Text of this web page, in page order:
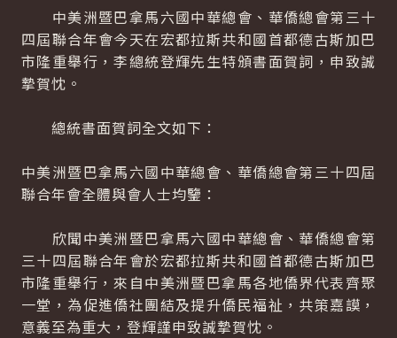
中美洲暨巴拿馬六國中華總會、華僑總會第三十
四屆聯合年會今天在宏都拉斯共和國首都德古斯加巴
市隆重舉行，李總統登輝先生特頒書面賀詞，申致誠
摯賀忱。
總統書面賀詞全文如下：
中美洲暨巴拿馬六國中華總會、華僑總會第三十四屆
聯合年會全體與會人士均鑒：
欣聞中美洲暨巴拿馬六國中華總會、華僑總會第
三十四屆聯合年會於宏都拉斯共和國首都德古斯加巴
市隆重舉行，來自中美洲暨巴拿馬各地僑界代表齊聚
一堂，為促進僑社團結及提升僑民福祉，共策嘉謨，
意義至為重大，登輝謹申致誠摯賀忱。